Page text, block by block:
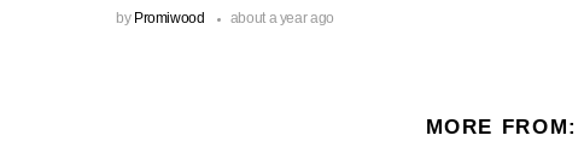
by Promiwood about a year ago
MORE FROM: